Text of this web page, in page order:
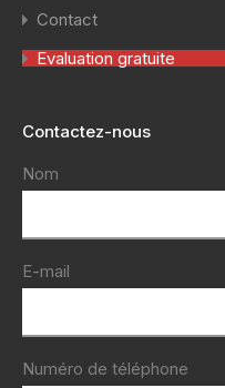
Contact
Evaluation gratuite
Contactez-nous
Nom
E-mail
Numéro de téléphone